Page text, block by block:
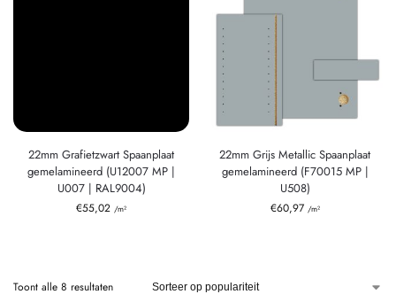
22mm Grafietzwart Spaanplaat
gemelamineerd (U12007 MP |
U007 | RAL9004)
€55,02 /m²
22mm Grijs Metallic Spaanplaat
gemelamineerd (F70015 MP |
U508)
€60,97 /m²
Toont alle 8 resultaten